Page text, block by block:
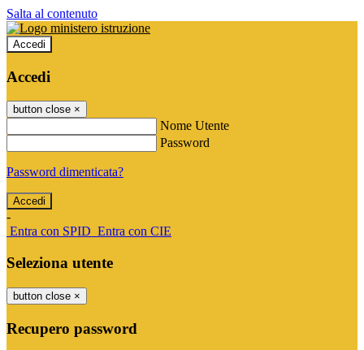
Salta al contenuto
Accedi
Accedi
button close ×
Nome Utente
Password
Password dimenticata?
-
Entra con SPID Entra con CIE
Seleziona utente
button close ×
Recupero password